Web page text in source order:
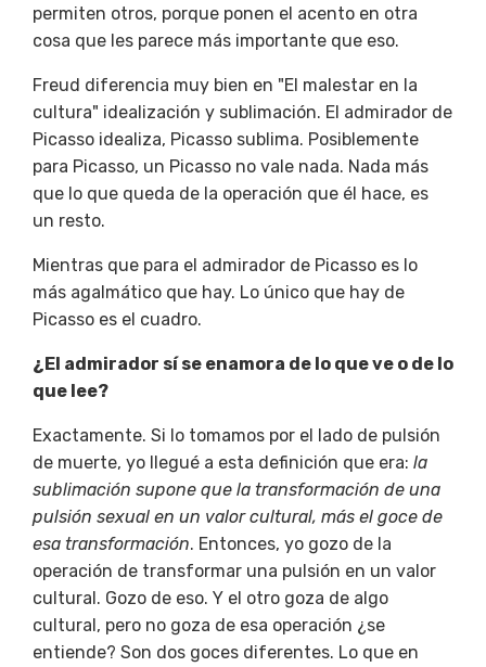
permiten otros, porque ponen el acento en otra
cosa que les parece más importante que eso.
Freud diferencia muy bien en "El malestar en la
cultura" idealización y sublimación. El admirador de
Picasso idealiza, Picasso sublima. Posiblemente
para Picasso, un Picasso no vale nada. Nada más
que lo que queda de la operación que él hace, es
un resto.
Mientras que para el admirador de Picasso es lo
más agalmático que hay. Lo único que hay de
Picasso es el cuadro.
¿El admirador sí se enamora de lo que ve o de lo
que lee?
Exactamente. Si lo tomamos por el lado de pulsión
de muerte, yo llegué a esta definición que era: la
sublimación supone que la transformación de una
pulsión sexual en un valor cultural, más el goce de
esa transformación. Entonces, yo gozo de la
operación de transformar una pulsión en un valor
cultural. Gozo de eso. Y el otro goza de algo
cultural, pero no goza de esa operación ¿se
entiende? Son dos goces diferentes. Lo que en